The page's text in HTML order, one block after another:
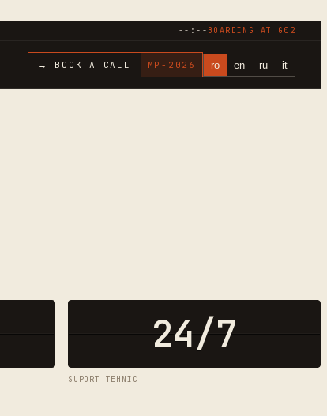
--:-- BOARDING AT G02
→ BOOK A CALL MP- 2026 ro en ru it
24/7
SUPORT TEHNIC